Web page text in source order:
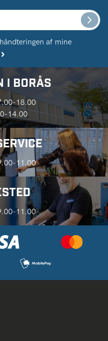
af ​​mine
I BORÅS
18.00
14.00
11.00
11.00